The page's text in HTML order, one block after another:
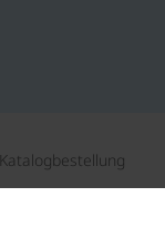
Katalogbestellung